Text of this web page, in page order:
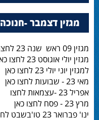
מגזין דצמבר -חנוכה 23
מגזין 09 ראש שנה 23 לחצו כאן
מגזין יולי אוגוסט 23 לחצו כאן
למגזין יוני יולי 23 לחצו כאן
מאי 23 - שבועות לחצו כאן
אפריל 23 -עצמאות לחצו
מרץ 23 - פסח לחצו כאן
ינו' פברואר 23 טו'בשבט לחצו כאן